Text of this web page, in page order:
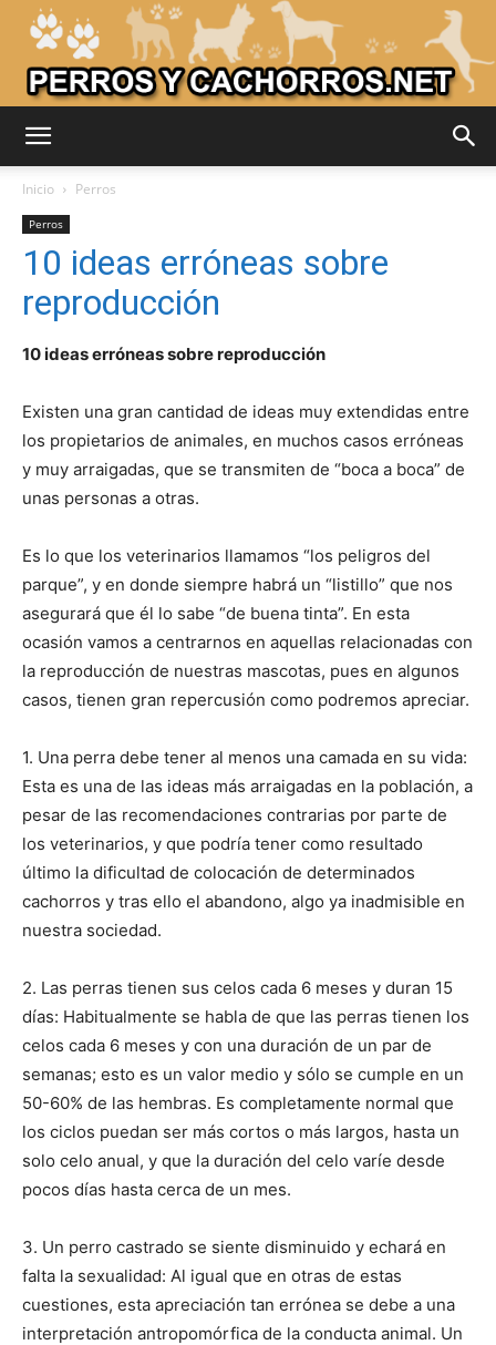
Perros
–
Razas
de
Perros
–
Fotos
Cachorros
Inicio Perros
Perros
10 ideas erróneas sobre
reproducción
10 ideas erróneas sobre reproducción
Existen una gran cantidad de ideas muy extendidas entre
los propietarios de animales, en muchos casos erróneas
y muy arraigadas, que se transmiten de “boca a boca” de
unas personas a otras.
Es lo que los veterinarios llamamos “los peligros del
parque”, y en donde siempre habrá un “listillo” que nos
asegurará que él lo sabe “de buena tinta”. En esta
ocasión vamos a centrarnos en aquellas relacionadas con
la reproducción de nuestras mascotas, pues en algunos
casos, tienen gran repercusión como podremos apreciar.
1. Una perra debe tener al menos una camada en su vida:
Esta es una de las ideas más arraigadas en la población, a
pesar de las recomendaciones contrarias por parte de
los veterinarios, y que podría tener como resultado
último la dificultad de colocación de determinados
cachorros y tras ello el abandono, algo ya inadmisible en
nuestra sociedad.
2. Las perras tienen sus celos cada 6 meses y duran 15
días: Habitualmente se habla de que las perras tienen los
celos cada 6 meses y con una duración de un par de
semanas; esto es un valor medio y sólo se cumple en un
50-60% de las hembras. Es completamente normal que
los ciclos puedan ser más cortos o más largos, hasta un
solo celo anual, y que la duración del celo varíe desde
pocos días hasta cerca de un mes.
3. Un perro castrado se siente disminuido y echará en
falta la sexualidad: Al igual que en otras de estas
cuestiones, esta apreciación tan errónea se debe a una
interpretación antropomórfica de la conducta animal. Un